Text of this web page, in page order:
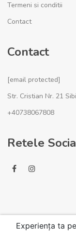
Termeni si conditii
Contact
Contact
[email protected]
Str. Cristian Nr. 21
+40738067808
Retele
Experiența ta